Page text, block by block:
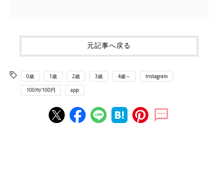
元記事へ戻る
0歳 1歳 2歳 3歳 4歳～ Instagram
100均/100円 app